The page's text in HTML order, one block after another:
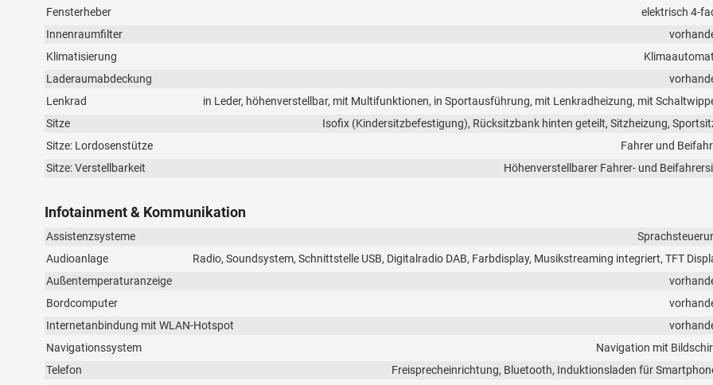
Fensterheber
elektrisch 4-
Innenraumfilter
Klimatisierung
Laderaumabdeckung
Lenkrad
in Leder, höhenverstellbar, mit Multifunktionen, in Sportausführung, mit Lenkradheizung, mit
Sitze
Isofix (Kindersitzbefestigung), Rücksitzbank hinten geteilt, Sitzheizung,
Sitze: Lordosenstütze
Fahrer und
Sitze: Verstellbarkeit
Höhenverstellbarer Fahrer- und
Infotainment & Kommunikation
Assistenzsysteme
Audioanlage
Radio, Soundsystem, Schnittstelle USB, Digitalradio DAB, Farbdisplay, Musikstreaming integriert, TFT
Außentemperaturanzeige
Bordcomputer
Internetanbindung mit WLAN-Hotspot
Navigationssystem
Navigation mit
Telefon
Freisprecheinrichtung, Bluetooth, Induktionsladen für